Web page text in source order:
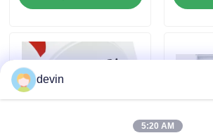
समाचार
devin
5:20 AM